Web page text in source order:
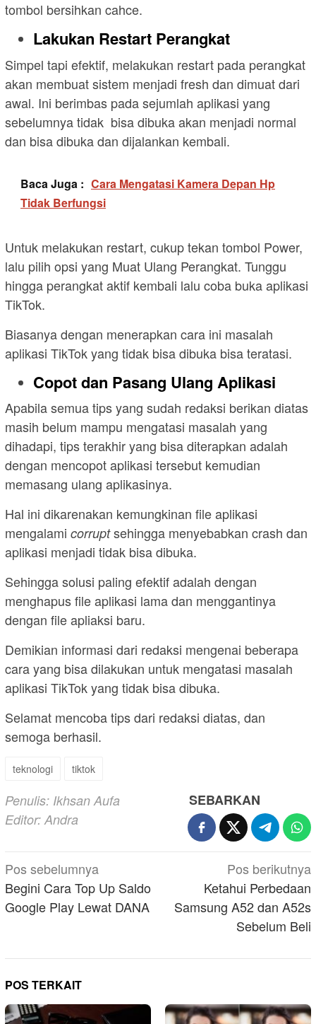
tombol bersihkan cahce.
Lakukan Restart Perangkat
Simpel tapi efektif, melakukan restart pada perangkat
akan membuat sistem menjadi fresh dan dimuat dari
awal. Ini berimbas pada sejumlah aplikasi yang
sebelumnya tidak bisa dibuka akan menjadi normal
dan bisa dibuka dan dijalankan kembali.
Baca Juga : Cara Mengatasi Kamera Depan Hp
Tidak Berfungsi
Untuk melakukan restart, cukup tekan tombol Power,
lalu pilih opsi yang Muat Ulang Perangkat. Tunggu
hingga perangkat aktif kembali lalu coba buka aplikasi
TikTok.
Biasanya dengan menerapkan cara ini masalah
aplikasi TikTok yang tidak bisa dibuka bisa teratasi.
Copot dan Pasang Ulang Aplikasi
Apabila semua tips yang sudah redaksi berikan diatas
masih belum mampu mengatasi masalah yang
dihadapi, tips terakhir yang bisa diterapkan adalah
dengan mencopot aplikasi tersebut kemudian
memasang ulang aplikasinya.
Hal ini dikarenakan kemungkinan file aplikasi
mengalami corruptsehingga menyebabkan crash dan
aplikasi menjadi tidak bisa dibuka.
Sehingga solusi paling efektif adalah dengan
menghapus file aplikasi lama dan menggantinya
dengan file apliaksi baru.
Demikian informasi dari redaksi mengenai beberapa
cara yang bisa dilakukan untuk mengatasi masalah
aplikasi TikTok yang tidak bisa dibuka.
Selamat mencoba tips dari redaksi diatas, dan
semoga berhasil.
teknologi tiktok
Penulis: Ikhsan Aufa
Editor: Andra
SEBARKAN
Navigasi
pos
Pos sebelumnya
Begini Cara Top Up Saldo
Google Play Lewat DANA
Pos berikutnya
Ketahui Perbedaan
Samsung A52 dan A52s
Sebelum Beli
POS TERKAIT